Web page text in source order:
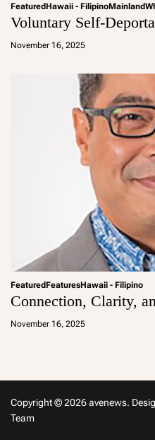
FeaturedHawaii - FilipinoMainland
Voluntary Self-
November 16, 2025
a
FeaturedFeaturesHawaii - Filipino
Connection, Clarity,
November 16, 2025
a
Copyright © 2026 avenews.
Team